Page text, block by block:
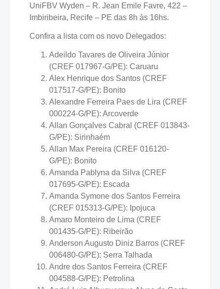
UniFBV Wyden – R. Jean Emile Favre, 422 –
Imbiribeira, Recife – PE das 8h às 16hs.
Confira a lista com os novo Delegados:
Adeildo Tavares de Oliveira Júnior
(CREF 017967-G/PE): Caruaru
Alex Henrique dos Santos (CREF
017517-G/PE): Bonito
Alexandre Ferreira Paes de Lira (CREF
000224-G/PE): Arcoverde
Allan Gonçalves Cabral (CREF 013843-
G/PE): Sirinhaém
Allan Max Pereira (CREF 016120-
G/PE): Bonito
Amanda Pablyna da Silva (CREF
017695-G/PE): Escada
Amanda Symone dos Santos Ferreira
(CREF 015313-G/PE): Ipojuca
Amaro Monteiro de Lima (CREF
001435-G/PE): Ribeirão
Anderson Augusto Diniz Barros (CREF
006480-G/PE): Serra Talhada
Andre dos Santos Ferreira (CREF
004588-G/PE): Petrolina